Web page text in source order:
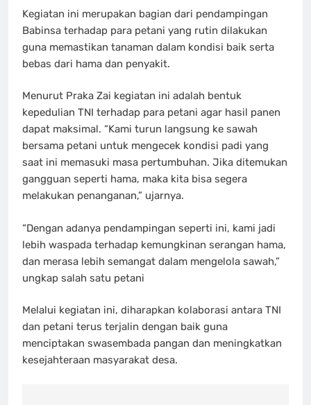
Kegiatan ini merupakan bagian dari pendampingan
Babinsa terhadap para petani yang rutin dilakukan
guna memastikan tanaman dalam kondisi baik serta
bebas dari hama dan penyakit.
Menurut Praka Zai kegiatan ini adalah bentuk
kepedulian TNI terhadap para petani agar hasil panen
dapat maksimal. “Kami turun langsung ke sawah
bersama petani untuk mengecek kondisi padi yang
saat ini memasuki masa pertumbuhan. Jika ditemukan
gangguan seperti hama, maka kita bisa segera
melakukan penanganan,” ujarnya.
“Dengan adanya pendampingan seperti ini, kami jadi
lebih waspada terhadap kemungkinan serangan hama,
dan merasa lebih semangat dalam mengelola sawah,”
ungkap salah satu petani
Melalui kegiatan ini, diharapkan kolaborasi antara TNI
dan petani terus terjalin dengan baik guna
menciptakan swasembada pangan dan meningkatkan
kesejahteraan masyarakat desa.